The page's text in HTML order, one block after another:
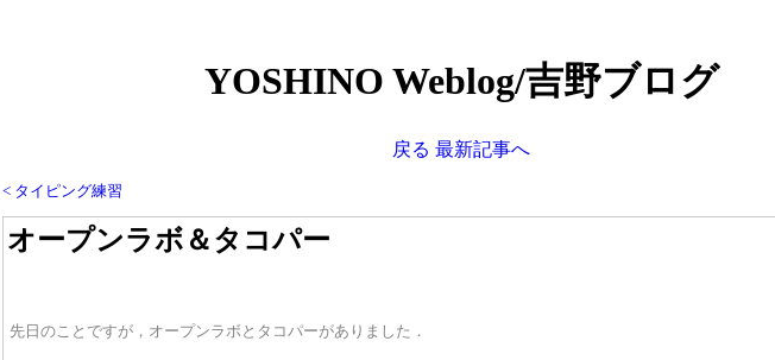
YOSHINO Weblog/吉野ブログ
戻る 最新記事へ
< タイピング練習
オープンラボ＆タコパー
先日のことですが，オープンラボとタコパーがありました．